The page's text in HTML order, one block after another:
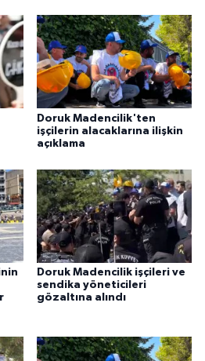
Doruk Madencilik'ten
işçilerin alacaklarına ilişkin
açıklama
Doruk Madencilik işçileri ve
sendika yöneticileri
gözaltına alındı